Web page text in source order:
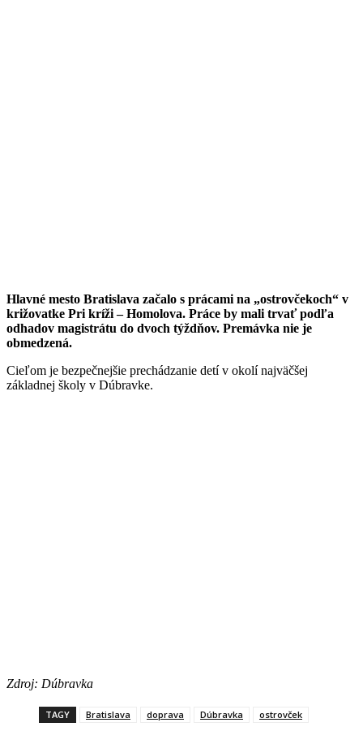
Hlavné mesto Bratislava začalo s prácami na „ostrovčekoch“ v
križovatke Pri kríži – Homolova. Práce by mali trvať podľa
odhadov magistrátu do dvoch týždňov. Premávka nie je
obmedzená.
Cieľom je bezpečnejšie prechádzanie detí v okolí najväčšej
základnej školy v Dúbravke.
Zdroj: Dúbravka
TAGY Bratislava doprava Dúbravka ostrovček